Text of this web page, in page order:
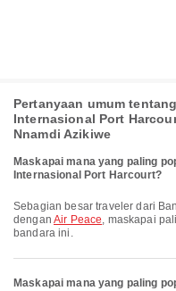
Pertanyaan umum
Internasional Port
Nnamdi Azikiwe
Maskapai mana yang paling
Internasional Port Harcourt?
Sebagian besar traveler dari Bandara Internasional Port Harcourt terbang
dengan Air Peace, maskapai
bandara ini.
Maskapai mana yang paling